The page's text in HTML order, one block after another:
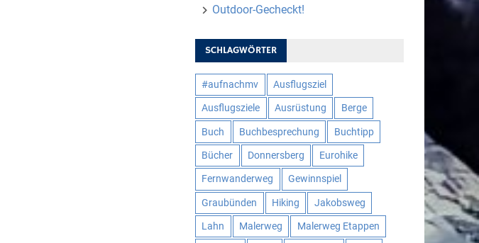
Outdoor-Gecheckt!
SCHLAGWÖRTER
#aufnachmv Ausflugsziel
Ausflugsziele Ausrüstung Berge
Buch Buchbesprechung Buchtipp
Bücher Donnersberg Eurohike
Fernwanderweg Gewinnspiel
Graubünden Hiking Jakobsweg
Lahn Malerweg Malerweg Etappen